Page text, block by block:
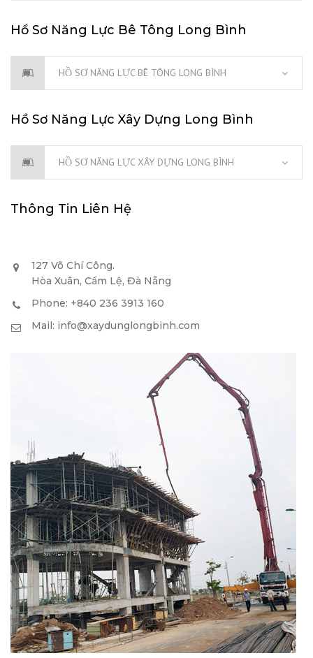
Hồ Sơ Năng Lực Bê Tông Long Bình
HỒ SƠ NĂNG LỰC BÊ TÔNG LONG BÌNH
Hồ Sơ Năng Lực Xây Dựng Long Bình
HỒ SƠ NĂNG LỰC XÂY DỰNG LONG BÌNH
Thông Tin Liên Hệ
127 Võ Chí Công.
Hòa Xuân, Cẩm Lệ, Đà Nẵng
Phone: +840 236 3913 160
Mail: info@xaydunglongbinh.com